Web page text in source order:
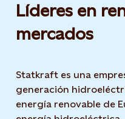
Líderes en
mercados
Statkraft es una
generación
energía renovable de